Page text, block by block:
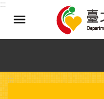
跳到主要內容區塊
:::
:::